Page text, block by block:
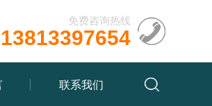
免费咨询热线
13813397654
联系我们